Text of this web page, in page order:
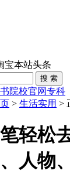
宝本站头条
院校官网专科
> 生活实用 >
轻松
人物